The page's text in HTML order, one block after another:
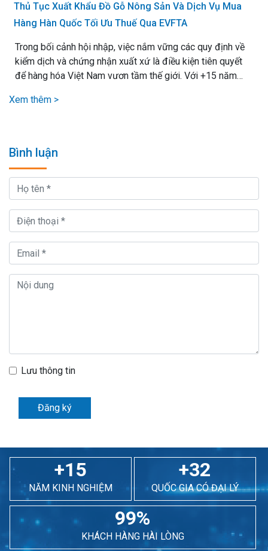
Thủ Tục Xuất Khẩu Đồ Gỗ Nông Sản Và Dịch Vụ Mua
Hàng Hàn Quốc Tối Ưu Thuế Qua EVFTA
Trong bối cảnh hội nhập, việc nắm vững các quy định về
kiểm dịch và chứng nhận xuất xứ là điều kiện tiên quyết
để hàng hóa Việt Nam vươn tầm thế giới. Với +15 năm
tôi cam kết mang lại giải pháp vận chuyển hiệu quả nhất,.
Xem thêm >
Bình luận
Lưu thông tin
Đăng ký
+15
NĂM KINH NGHIỆM
+32
QUỐC GIA CÓ ĐẠI LÝ
99%
KHÁCH HÀNG HÀI LÒNG